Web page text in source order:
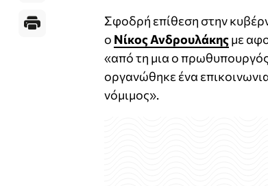
Σφοδρή επίθεση στην
ο Νίκος Ανδρουλάκης με
«από τη μια ο πρωθυπουργός
οργανώθηκε ένα
νόμιμος».